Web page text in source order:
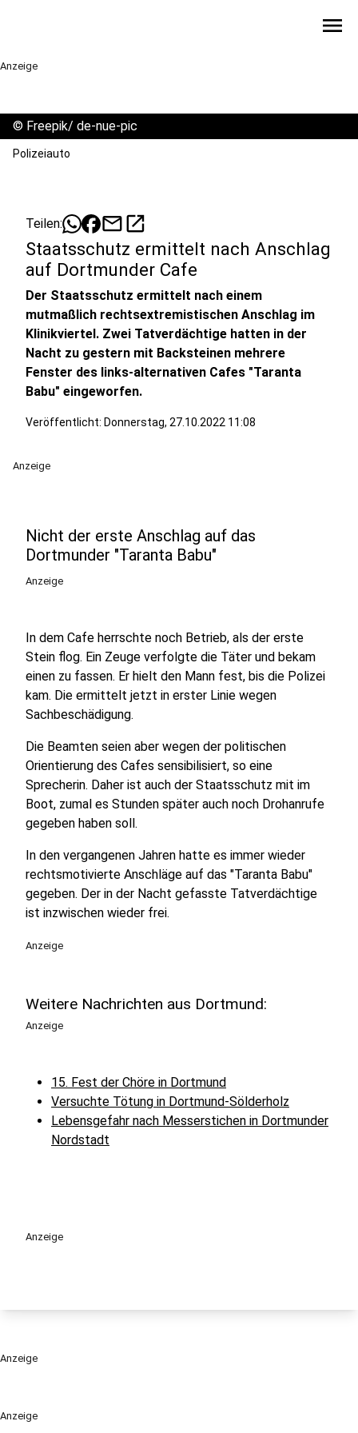
menu
Anzeige
Anzeige
© Freepik/ de-nue-pic
Polizeiauto
Teilen: mailopen_in_new
Staatsschutz ermittelt nach Anschlag
auf Dortmunder Cafe
Der Staatsschutz ermittelt nach einem
mutmaßlich rechtsextremistischen Anschlag im
Klinikviertel. Zwei Tatverdächtige hatten in der
Nacht zu gestern mit Backsteinen mehrere
Fenster des links-alternativen Cafes "Taranta
Babu" eingeworfen.
Veröffentlicht: Donnerstag, 27.10.2022 11:08
Anzeige
Nicht der erste Anschlag auf das
Dortmunder "Taranta Babu"
Anzeige
In dem Cafe herrschte noch Betrieb, als der erste
Stein flog. Ein Zeuge verfolgte die Täter und bekam
einen zu fassen. Er hielt den Mann fest, bis die Polizei
kam. Die ermittelt jetzt in erster Linie wegen
Sachbeschädigung.
Die Beamten seien aber wegen der politischen
Orientierung des Cafes sensibilisiert, so eine
Sprecherin. Daher ist auch der Staatsschutz mit im
Boot, zumal es Stunden später auch noch Drohanrufe
gegeben haben soll.
In den vergangenen Jahren hatte es immer wieder
rechtsmotivierte Anschläge auf das "Taranta Babu"
gegeben. Der in der Nacht gefasste Tatverdächtige
ist inzwischen wieder frei.
Anzeige
Weitere Nachrichten aus Dortmund:
Anzeige
15. Fest der Chöre in Dortmund
Versuchte Tötung in Dortmund-Sölderholz
Lebensgefahr nach Messerstichen in Dortmunder
Nordstadt
Anzeige
Anzeige